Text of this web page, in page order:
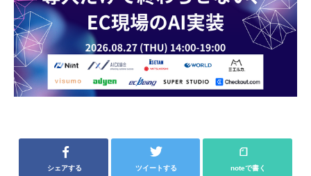
シェアする ツイートする noteで書く